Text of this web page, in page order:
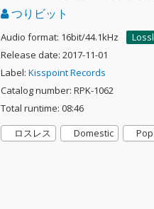
つりビット
Audio format: 16bit/44.1kHz
Release date: 2017-11-01
Label: Kisspoint Records
Catalog number: RPK-1062
Total runtime: 08:46
ロスレス
Domestic